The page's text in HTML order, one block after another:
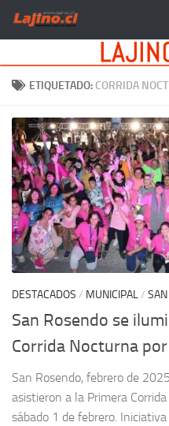
Saltar al contenido
ETIQUETADO: CORRIDA
DESTACADOS / MUNICIPAL/
San Rosendo se
Corrida Nocturna
San Rosendo, febrero de
asistieron a la Primera
sábado 1 de febrero.